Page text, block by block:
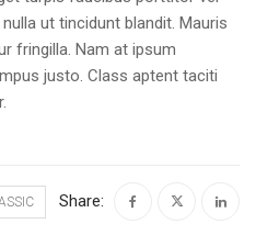
ut tincidunt blandit. Mauris
fringilla. Nam at ipsum
justo. Class aptent taciti
Share: